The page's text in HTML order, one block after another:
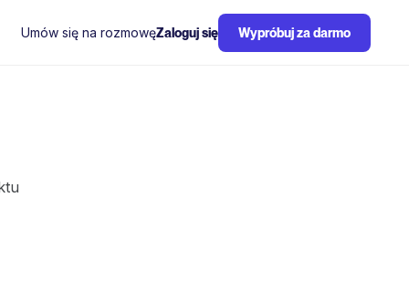
Umów się na rozmowęZaloguj się Wypróbuj za darmo